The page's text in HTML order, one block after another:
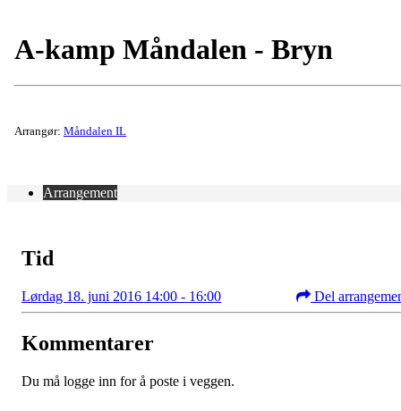
A-kamp Måndalen - Bryn
Arrangør: Måndalen IL
Arrangement
Tid
Lørdag 18. juni 2016 14:00 - 16:00 Del
Kommentarer
Du må logge inn for å poste i veggen.